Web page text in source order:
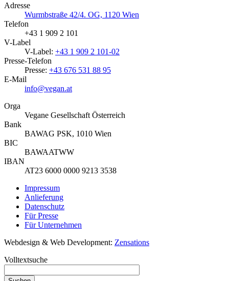
Adresse
Wurmbstraße 42/4. OG, 1120 Wien
Telefon
+43 1 909 2 101
V-Label
V-Label: +43 1 909 2 101-02
Presse-Telefon
Presse: +43 676 531 88 95
E-Mail
info@vegan.at
Orga
Vegane Gesellschaft Österreich
Bank
BAWAG PSK, 1010 Wien
BIC
BAWAATWW
IBAN
AT23 6000 0000 9213 3538
Impressum
Anlieferung
Datenschutz
Für Presse
Für Unternehmen
Webdesign & Web Development: Zensations
Volltextsuche